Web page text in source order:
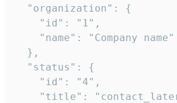
  "organization": {
    "id": "1",
    "name": "Company name"
  },
  "status": {
    "id": "4",
"title":